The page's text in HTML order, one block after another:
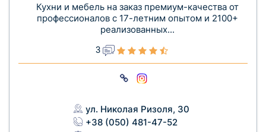
Кухни и мебель на заказ премиум-качества от
профессионалов с 17-летним опытом и 2100+
реализованных...
3
ул. Николая Ризоля, 30
+38 (050) 481-47-52